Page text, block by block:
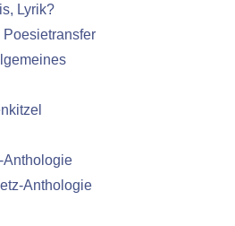
Lyrik?
Poesietransfer
Anthologie
Anthologie